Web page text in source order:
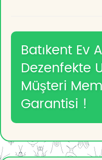
Batıkent Ev
Dezenfekte
Müşteri
Garantisi !